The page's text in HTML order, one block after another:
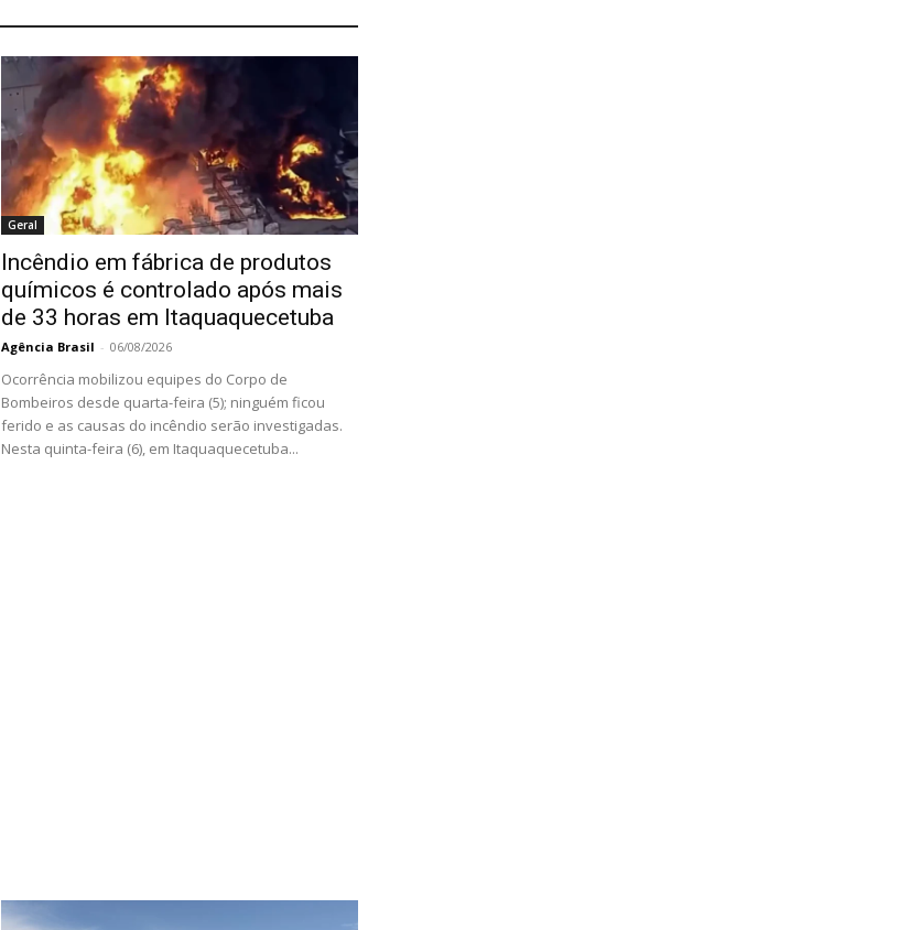
Geral
Incêndio em fábrica de produtos
químicos é controlado após mais
de 33 horas em Itaquaquecetuba
Agência Brasil - 06/08/2026
Ocorrência mobilizou equipes do Corpo de
Bombeiros desde quarta-feira (5); ninguém ficou
ferido e as causas do incêndio serão investigadas.
Nesta quinta-feira (6), em Itaquaquecetuba...